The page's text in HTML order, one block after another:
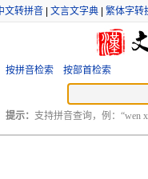
文转拼音 文言文字典 繁体字转
按拼音检索 按部首检索
提示： 支持拼音查询，例：“wen